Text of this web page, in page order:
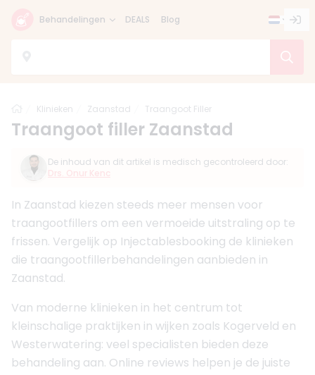
Behandelingen DEALS Blog
Home
Klinieken Zaanstad Traangoot Filler
Traangoot filler Zaanstad
De inhoud van dit artikel is medisch gecontroleerd door:
Drs. Onur Kenc
In Zaanstad kiezen steeds meer mensen voor
traangootfillers om een vermoeide uitstraling op te
frissen. Vergelijk op Injectablesbooking de klinieken
die traangootfillerbehandelingen aanbieden in
Zaanstad.
Van moderne klinieken in het centrum tot
kleinschalige praktijken in wijken zoals Kogerveld en
Westerwatering: veel specialisten bieden deze
behandeling aan. Online reviews helpen je de juiste